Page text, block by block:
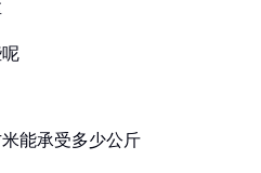
能承受多少公斤